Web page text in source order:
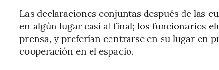
Las declaraciones conjuntas después de las
en algún lugar casi al final; los funcionarios
prensa, y preferían centrarse en su lugar en
cooperación en el espacio.